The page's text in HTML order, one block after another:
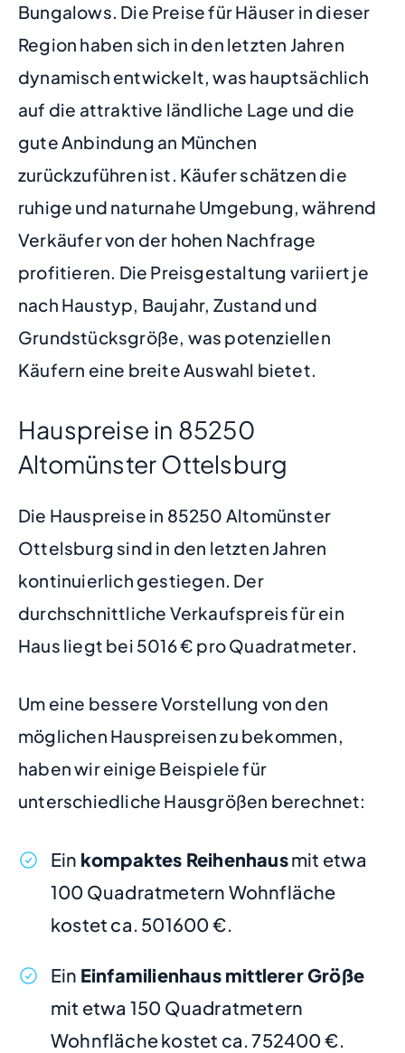
Bungalows. Die Preise für Häuser in dieser
Region haben sich in den letzten Jahren
dynamisch entwickelt, was hauptsächlich
auf die attraktive ländliche Lage und die
gute Anbindung an München
zurückzuführen ist. Käufer schätzen die
ruhige und naturnahe Umgebung, während
Verkäufer von der hohen Nachfrage
profitieren. Die Preisgestaltung variiert je
nach Haustyp, Baujahr, Zustand und
Grundstücksgröße, was potenziellen
Käufern eine breite Auswahl bietet.
Hauspreise in 85250
Altomünster Ottelsburg
Die Hauspreise in 85250 Altomünster
Ottelsburg sind in den letzten Jahren
kontinuierlich gestiegen. Der
durchschnittliche Verkaufspreis für ein
Haus liegt bei 5016 € pro Quadratmeter.
Um eine bessere Vorstellung von den
möglichen Hauspreisen zu bekommen,
haben wir einige Beispiele für
unterschiedliche Hausgrößen berechnet:
Ein kompaktes Reihenhausmit etwa
100 Quadratmetern Wohnfläche
kostet ca. 501600 €.
Ein Einfamilienhaus mittlerer Größe
mit etwa 150 Quadratmetern
Wohnfläche kostet ca. 752400 €.